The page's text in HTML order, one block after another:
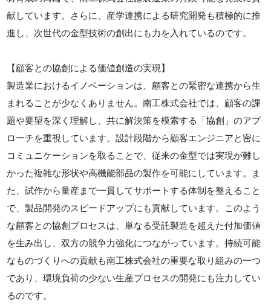
献しています。さらに、産学連携による研究開発も積極的に推
進し、次世代の金型技術の創出にも力を入れているのです。
【顧客との協創による価値創造の実現】
製造業におけるイノベーションは、顧客との緊密な連携から生
まれることが少なくありません。南工株式会社では、顧客の課
題や要望を深く理解し、共に解決策を模索する「協創」のアプ
ローチを重視しています。設計段階から顧客エンジニアと密に
コミュニケーションを取ることで、従来の金型では実現が難し
かった複雑な形状や高機能部品の製作を可能にしています。ま
た、試作から量産まで一貫してサポートする体制を整えること
で、製品開発のスピードアップにも貢献しています。このよう
な顧客との協創プロセスは、単なる受託製造を超えた付加価値
を生み出し、双方の競争力強化につながっています。持続可能
なものづくりへの貢献も南工株式会社の重要な取り組みの一つ
であり、環境負荷の少ない生産プロセスの開発にも注力してい
るのです。